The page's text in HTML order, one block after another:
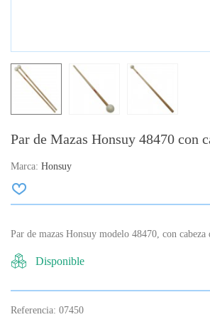
Par de Mazas Honsuy 48470 con
Marca: Honsuy
Par de mazas Honsuy modelo 48470, con
Disponible
Referencia: 07450